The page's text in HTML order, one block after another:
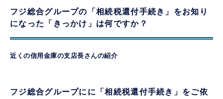
フジ総合グループの「相続税還付手続き」をお知り
になった「きっかけ」は何ですか？
近くの信用金庫の支店長さんの紹介
フジ総合グループにに「相続税還付手続き」をご依